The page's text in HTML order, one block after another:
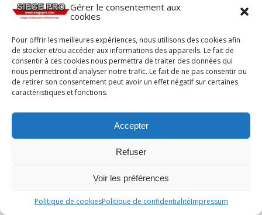
Gérer le consentement aux
cookies
Pour offrir les meilleures expériences, nous utilisons des cookies afin
de stocker et/ou accéder aux informations des appareils. Le fait de
consentir à ces cookies nous permettra de traiter des données qui
nous permettront d'analyser notre trafic. Le fait de ne pas consentir ou
de retirer son consentement peut avoir un effet négatif sur certaines
caractéristiques et fonctions.
Accepter
Refuser
Voir les préférences
Politique de cookiesPolitique de confidentialitéImpressum
Fauteuil NORFOLK SMALL asynchrone CP+T de
siegepro.com avec appui-nuque Papillon